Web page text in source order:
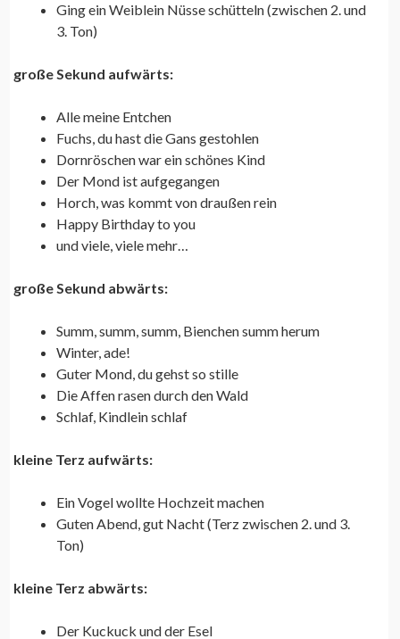
Ging ein Weiblein Nüsse schütteln (zwischen 2. und
3. Ton)
große Sekund aufwärts:
Alle meine Entchen
Fuchs, du hast die Gans gestohlen
Dornröschen war ein schönes Kind
Der Mond ist aufgegangen
Horch, was kommt von draußen rein
Happy Birthday to you
und viele, viele mehr…
große Sekund abwärts:
Summ, summ, summ, Bienchen summ herum
Winter, ade!
Guter Mond, du gehst so stille
Die Affen rasen durch den Wald
Schlaf, Kindlein schlaf
kleine Terz aufwärts:
Ein Vogel wollte Hochzeit machen
Guten Abend, gut Nacht (Terz zwischen 2. und 3.
Ton)
kleine Terz abwärts:
Der Kuckuck und der Esel